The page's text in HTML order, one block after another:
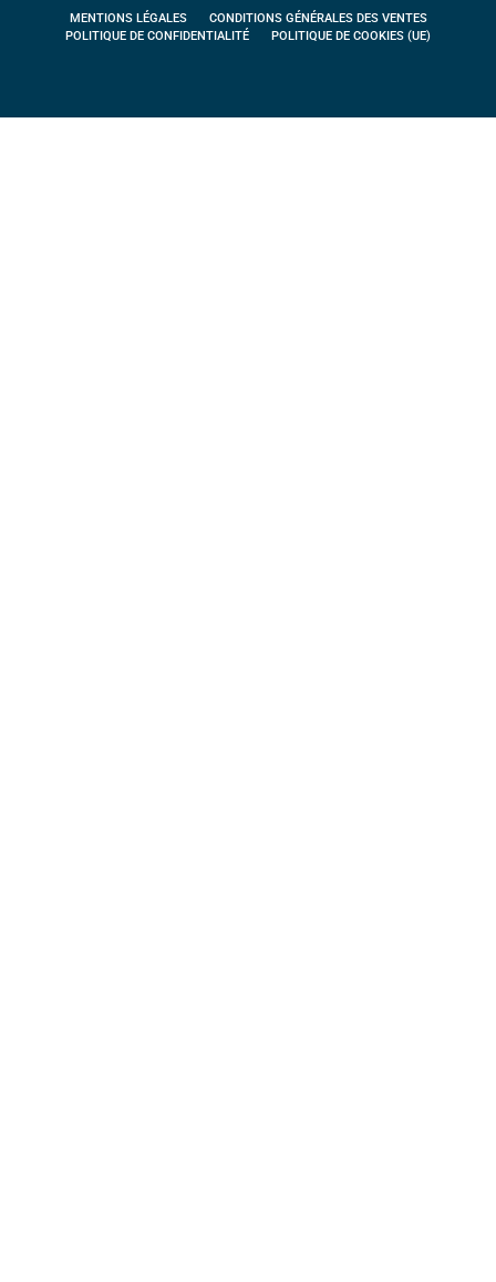
MENTIONS LÉGALES
CONDITIONS GÉNÉRALES DES VENTES
POLITIQUE DE CONFIDENTIALITÉ
POLITIQUE DE COOKIES (UE)